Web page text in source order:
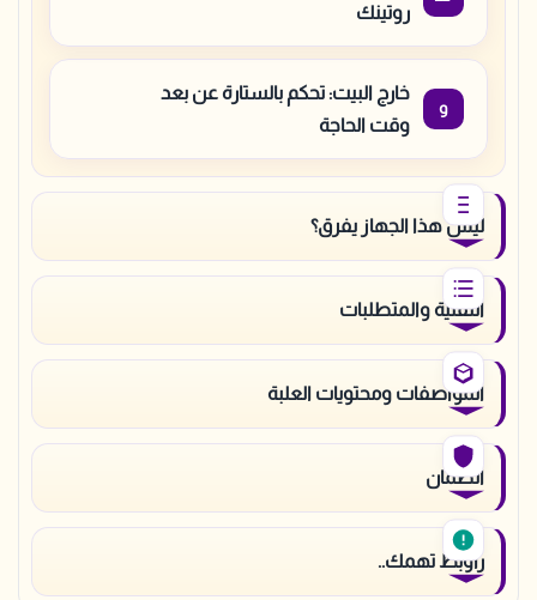
روتينك
خارج البيت: تحكم بالستارة عن بعد
وقت الحاجة
ليش هذا الجهاز يفرق؟
التقنية والمتطلبات
المواصفات ومحتويات العلبة
الضمان
راوبط تهمك..